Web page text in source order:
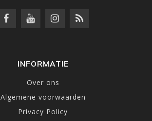
INFORMATIE
Over ons
Algemene voorwaarden
Privacy Policy